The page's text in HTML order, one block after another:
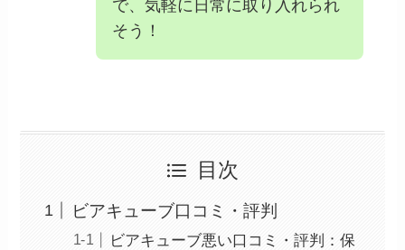
で、気軽に日常に取り入れられ
そう！
目次
ビアキューブ口コミ・評判
ビアキューブ悪い口コミ・評判：保